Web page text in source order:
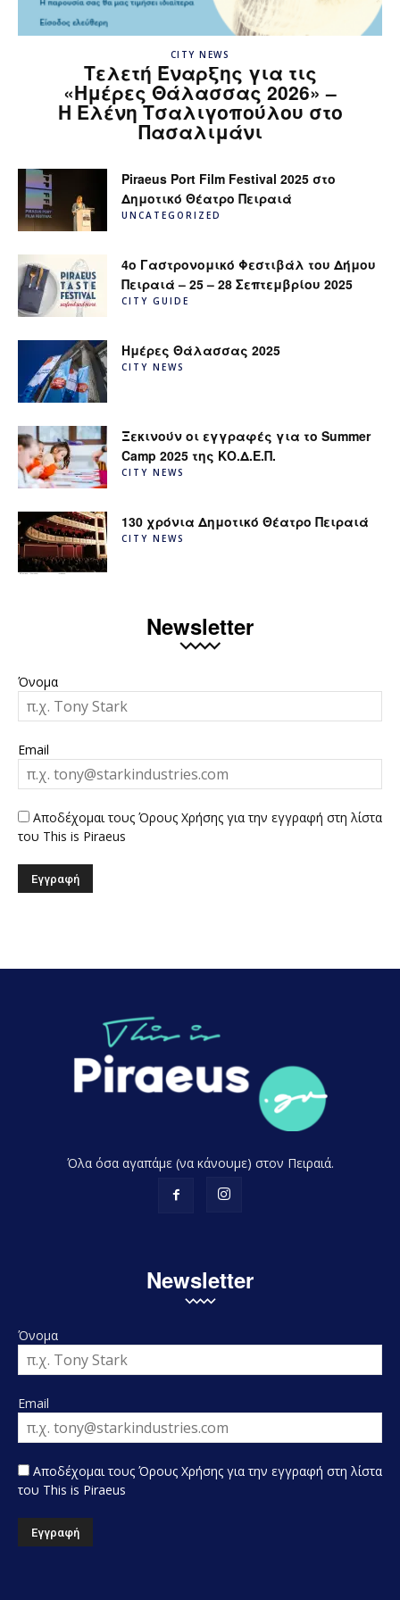
CITY NEWS
Τελετή Έναρξης για τις
«Ημέρες Θάλασσας 2026» –
H Ελένη Τσαλιγοπούλου στο
Πασαλιμάνι
Piraeus Port Film Festival 2025 στο
Δημοτικό Θέατρο Πειραιά
UNCATEGORIZED
4ο Γαστρονομικό Φεστιβάλ του Δήμου
Πειραιά – 25 – 28 Σεπτεμβρίου 2025
CITY GUIDE
Ημέρες Θάλασσας 2025
CITY NEWS
Ξεκινούν οι εγγραφές για το Summer
Camp 2025 της ΚΟ.Δ.Ε.Π.
CITY NEWS
130 χρόνια Δημοτικό Θέατρο Πειραιά
CITY NEWS
Newsletter
Όνομα
Email
Αποδέχομαι τους Όρους Χρήσης για την εγγραφή στη λίστα
του This is Piraeus
Όλα όσα αγαπάμε (να κάνουμε) στον Πειραιά.
Newsletter
Όνομα
Email
Αποδέχομαι τους Όρους Χρήσης για την εγγραφή στη λίστα
του This is Piraeus